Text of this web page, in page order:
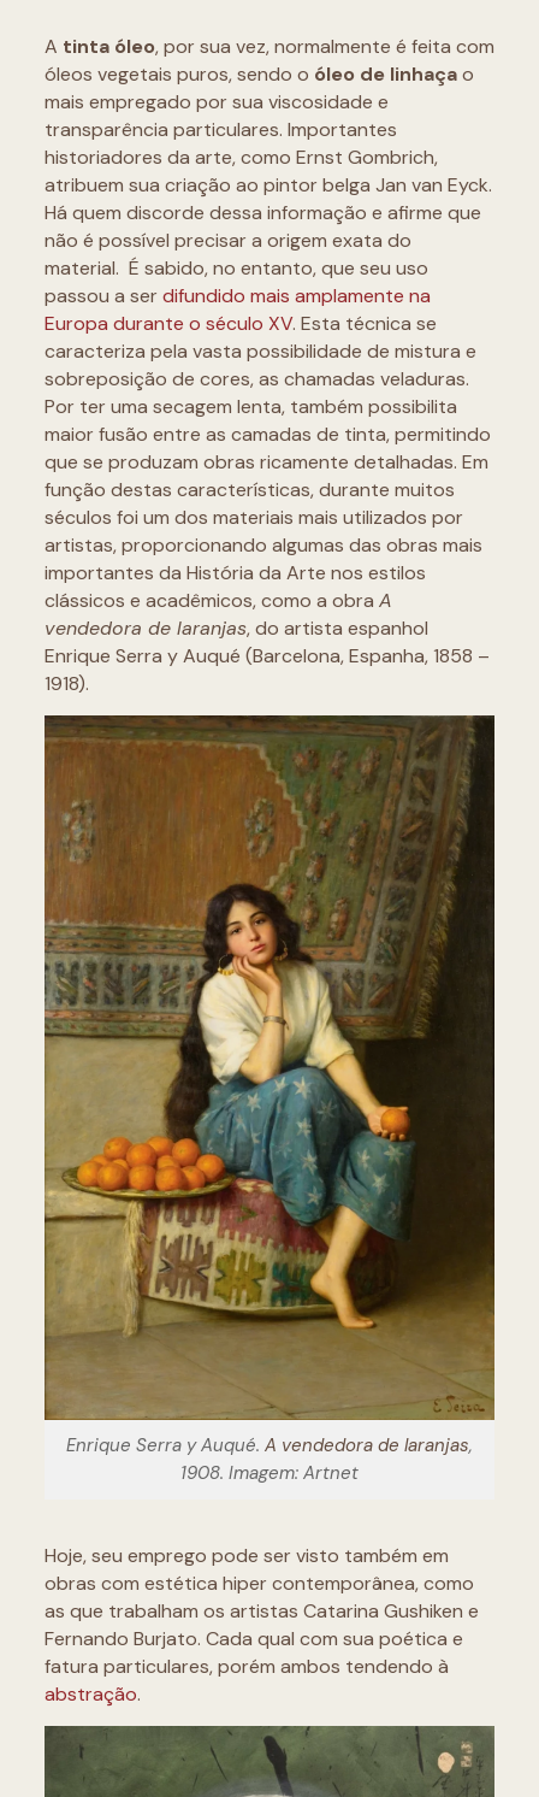
A tinta óleo, por sua vez, normalmente é feita com
óleos vegetais puros, sendo o óleo de linhaçao
mais empregado por sua viscosidade e
transparência particulares. Importantes
historiadores da arte, como Ernst Gombrich,
atribuem sua criação ao pintor belga Jan van Eyck.
Há quem discorde dessa informação e afirme que
não é possível precisar a origem exata do
material. É sabido, no entanto, que seu uso
passou a ser difundido mais amplamente na
Europa durante o século XV. Esta técnica se
caracteriza pela vasta possibilidade de mistura e
sobreposição de cores, as chamadas veladuras.
Por ter uma secagem lenta, também possibilita
maior fusão entre as camadas de tinta, permitindo
que se produzam obras ricamente detalhadas. Em
função destas características, durante muitos
séculos foi um dos materiais mais utilizados por
artistas, proporcionando algumas das obras mais
importantes da História da Arte nos estilos
clássicos e acadêmicos, como a obra A
vendedora de laranjas, do artista espanhol
Enrique Serra y Auqué (Barcelona, Espanha, 1858 –
1918).
Enrique Serra y Auqué. A vendedora de laranjas,
1908. Imagem: Artnet
Hoje, seu emprego pode ser visto também em
obras com estética hiper contemporânea, como
as que trabalham os artistas Catarina Gushiken e
Fernando Burjato. Cada qual com sua poética e
fatura particulares, porém ambos tendendo à
abstração.